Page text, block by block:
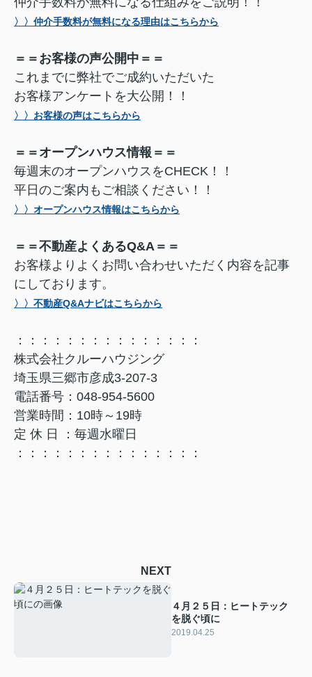
〉〉仲介手数料が無料になる理由はこちらから
＝＝お客様の声公開中＝＝
これまでに弊社でご成約いただいた
お客様アンケートを大公開！！
〉〉お客様の声はこちらから
＝＝オープンハウス情報＝＝
毎週末のオープンハウスをCHECK！！
平日のご案内もご相談ください！！
〉〉オープンハウス情報はこちらから
＝＝不動産よくあるQ&A＝＝
お客様よりよくお問い合わせいただく内容を記事
にしております。
〉〉不動産Q&Aナビはこちらから
：：：：：：：：：：：：：：：
株式会社クルーハウジング
埼玉県三郷市彦成3-207-3
電話番号：048-954-5600
営業時間：10時～19時
定 休 日 ：毎週水曜日
：：：：：：：：：：：：：：：
NEXT
４月２５日：ヒートテック
を脱ぐ頃に
2019.04.25